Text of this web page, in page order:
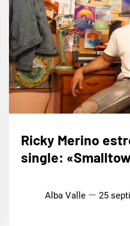
Ricky Merino
single:
Alba Valle 25